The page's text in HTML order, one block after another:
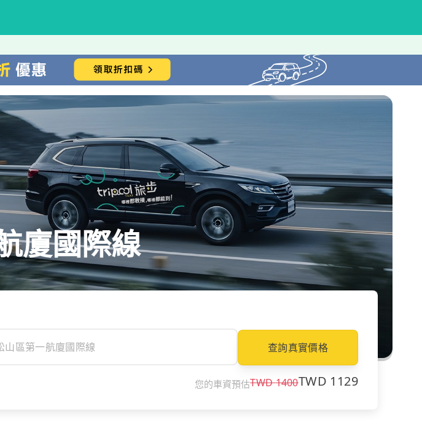
廈國際線
查詢真實價格
您的車資預估TWD1400TWD 1129